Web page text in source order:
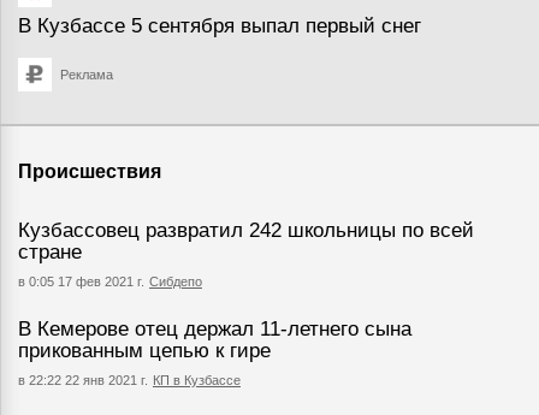
В Кузбассе 5 сентября выпал первый снег
Реклама
Происшествия
Кузбассовец развратил 242 школьницы по всей
стране
в 0:05 17 фев 2021 г. Сибдепо
В Кемерове отец держал 11-летнего сына
прикованным цепью к гире
в 22:22 22 янв 2021 г. КП в Кузбассе